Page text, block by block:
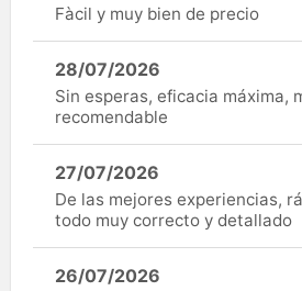
Fàcil y muy bien de precio
28/07/2026
Sin esperas, eficacia máxima,
recomendable
27/07/2026
De las mejores experiencias,
todo muy correcto y detallado
26/07/2026